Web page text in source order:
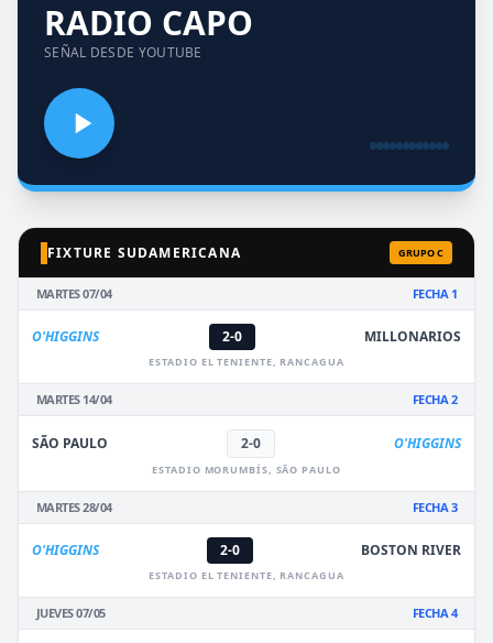
RADIO CAPO
SEÑAL DESDE YOUTUBE
FIXTURE SUDAMERICANA GRUPO C
MARTES 07/04 FECHA 1
O'HIGGINS 2-0 MILLONARIOS
ESTADIO EL TENIENTE, RANCAGUA
MARTES 14/04 FECHA 2
SÃO PAULO 2-0 O'HIGGINS
ESTADIO MORUMBÍS, SÃO PAULO
MARTES 28/04 FECHA 3
O'HIGGINS 2-0 BOSTON RIVER
ESTADIO EL TENIENTE, RANCAGUA
JUEVES 07/05 FECHA 4